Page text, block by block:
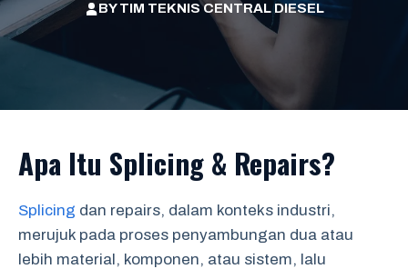
BYTIM TEKNIS CENTRAL DIESEL
Apa Itu Splicing & Repairs?
Splicing dan repairs, dalam konteks industri,
merujuk pada proses penyambungan dua atau
lebih material, komponen, atau sistem, lalu